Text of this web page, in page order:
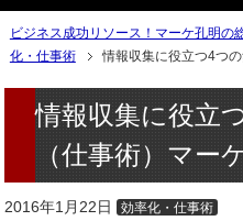
ビジネス成功リソース！マーケ孔明の
化・仕事術
情報収集に役立つ4つ
情報収集に役立
（仕事術）マー
2016年1月22日 効率化・仕事術